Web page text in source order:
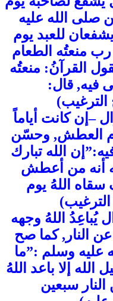
صلى الله عليه
للعبد يوم
رب منعتُه الطعام
القرآنُ: منعتُه
فيه, قال:
–إن كانت أياماً
العطش, وحسّن
الله تبارك
أنه من أعطش
اللهُ يوم
يُباعِدُ اللهُ وجهه
النار, كما صح
عليه وسلم :”ما
إلا باعد اللهُ
سبعين